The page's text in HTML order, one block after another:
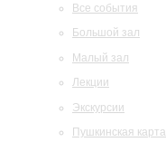
Все события
Большой зал
Малый зал
Лекции
Экскурсии
Пушкинская карта